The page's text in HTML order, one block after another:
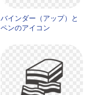
バインダー（アップ）と
ペンのアイコン